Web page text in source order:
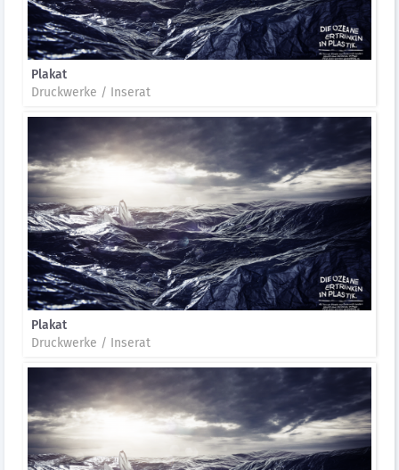
Plakat
Druckwerke / Inserat
Plakat
Druckwerke / Inserat